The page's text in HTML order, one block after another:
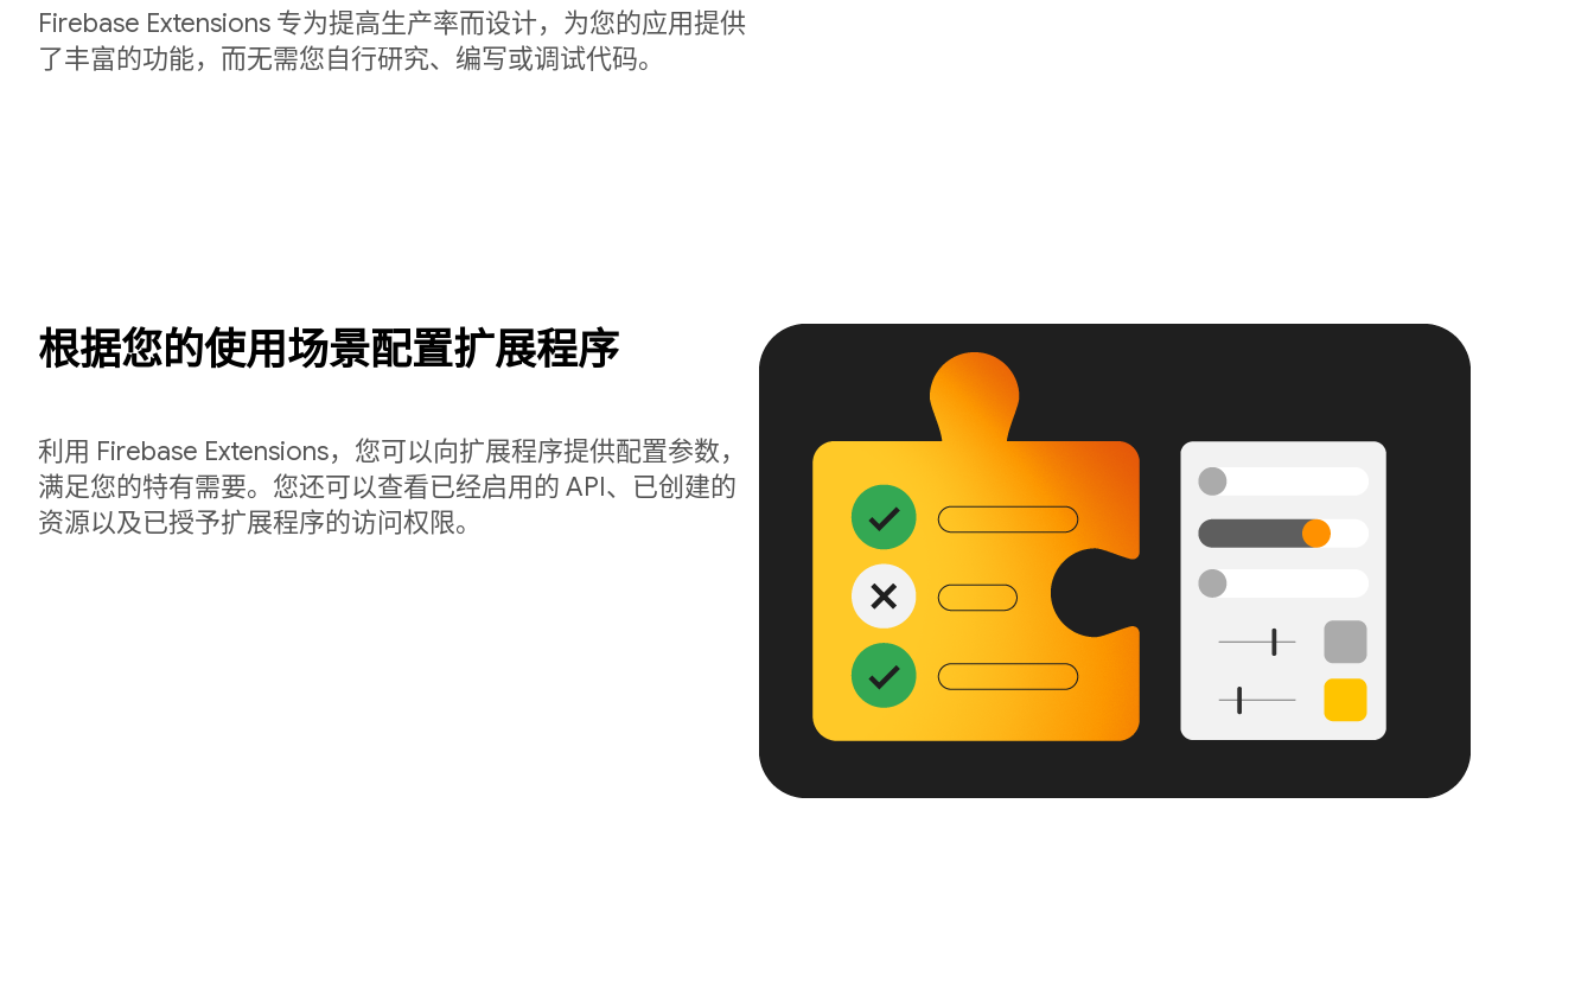
Firebase Extensions 专为提高生产率而设计，为您的应用提供
了丰富的功能，而无需您自行研究、编写或调试代码。
根据您的使用场景配置扩展程序
利用 Firebase Extensions，您可以向扩展程序提供配置参数，
满足您的特有需要。您还可以查看已经启用的 API、已创建的
资源以及已授予扩展程序的访问权限。